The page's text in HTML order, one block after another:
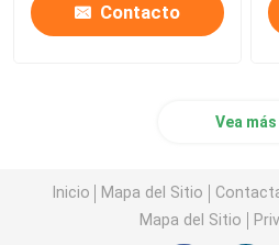
Contacto
Vea más
Inicio Mapa del Sitio
Mapa del Sitio